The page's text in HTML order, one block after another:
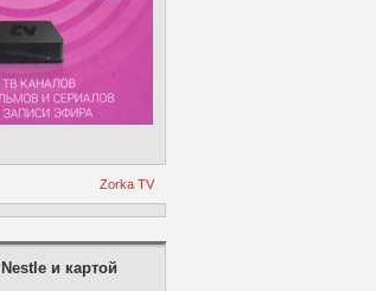
Zorka TV
и картой